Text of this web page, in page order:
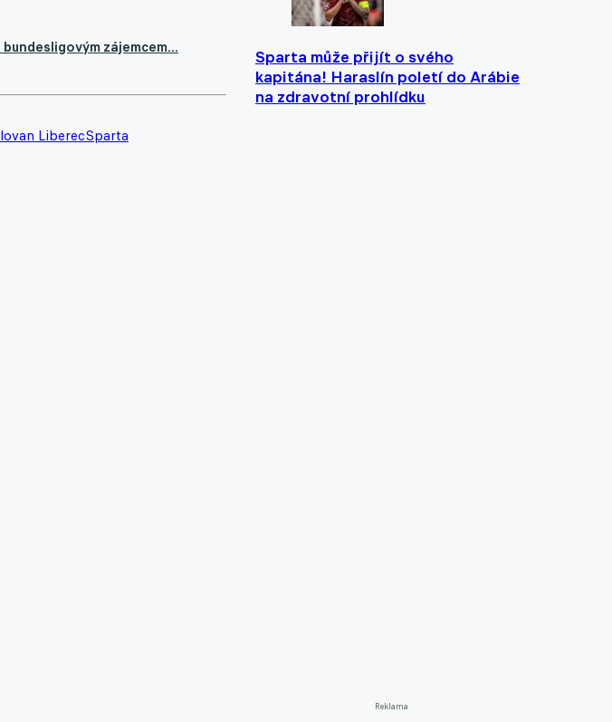
Sparta může přijít o svého
kapitána! Haraslín poletí do Arábie
na zdravotní prohlídku
Reklama
zájemcem...
LiberecSparta